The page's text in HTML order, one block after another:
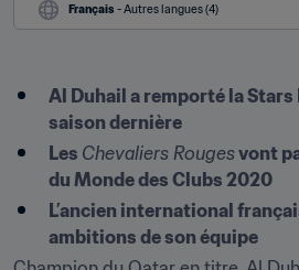
Français - Autres langues (4)
Al Duhail a remporté la Stars
saison dernière
Les Chevaliers Rouges vont
du Monde des Clubs 2020
L’ancien international
ambitions de son équipe